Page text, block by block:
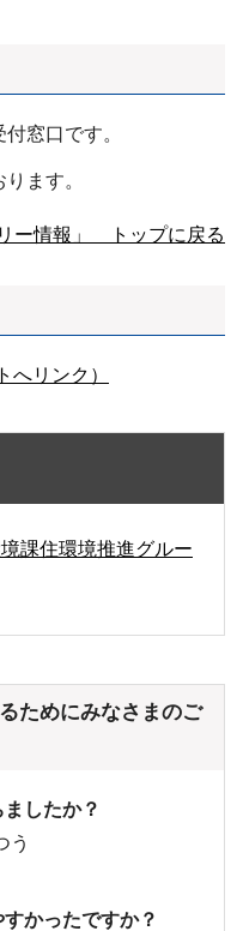
窓口です。
ます。
ー情報」 トップに戻る
へリンク）
課住環境推進グルー
ためにみなさまのご
したか？
う
かったですか？